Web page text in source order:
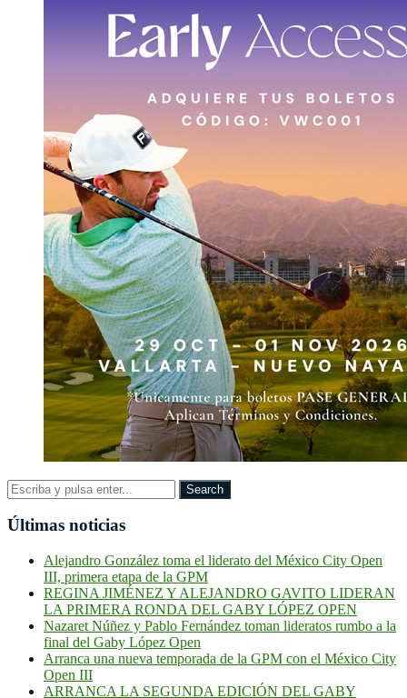
Últimas noticias
Alejandro González toma el liderato del México City Open
III, primera etapa de la GPM
REGINA JIMÉNEZ Y ALEJANDRO GAVITO LIDERAN
LA PRIMERA RONDA DEL GABY LÓPEZ OPEN
Nazaret Núñez y Pablo Fernández toman lideratos rumbo a la
final del Gaby López Open
Arranca una nueva temporada de la GPM con el México City
Open III
ARRANCA LA SEGUNDA EDICIÓN DEL GABY